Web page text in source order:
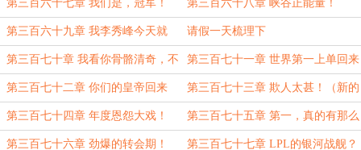
第三百六十七章 我们是，冠军！
（求月票求订阅）
第三百六十八章 峡谷正能量！
第三百六十九章 我李秀峰今天就
是....（求月票求订阅）
请假一天梳理下
第三百七十章 我看你骨骼清奇，不
如...（日常）
第三百七十一章 世界第一上单回来
了！（日常求月票求订阅）
第三百七十二章 你们的皇帝回来
了！
第三百七十三章 欺人太甚！（新的
一卷求月票求订阅）
第三百七十四章 年度恩怨大戏！ 第三百七十五章 第一，真的有那么
重要吗？（求月票求订阅）
第三百七十六章 劲爆的转会期！ 第三百七十七章 LPL的银河战舰？